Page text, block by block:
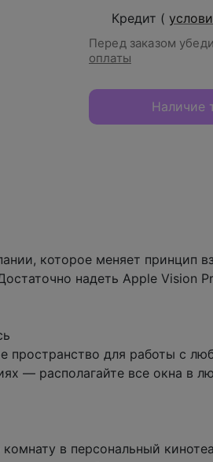
Кредит (
Перед заказом
оплаты
Наличие
которое меняет принцип
надеть Apple Vision
пространство для работы с
— располагайте все окна в
в персональный